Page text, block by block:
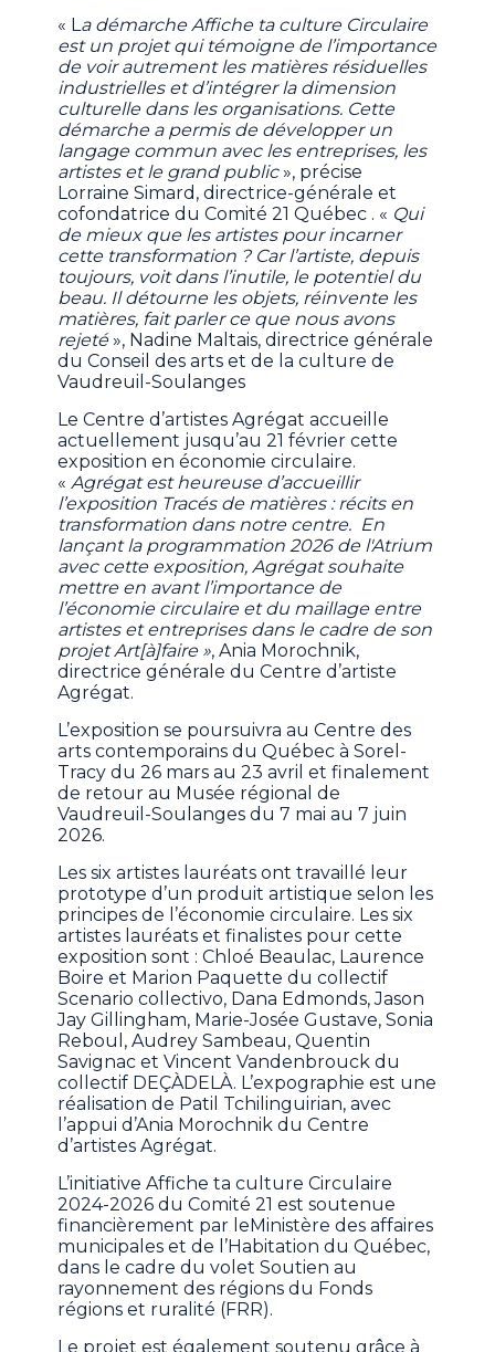
« La démarche Affiche ta culture Circulaire
est un projet qui témoigne de l’importance
de voir autrement les matières résiduelles
industrielles et d’intégrer la dimension
culturelle dans les organisations. Cette
démarche a permis de développer un
langage commun avec les entreprises, les
artistes et le grand public», précise
Lorraine Simard, directrice-générale et
cofondatrice du Comité 21 Québec . « Qui
de mieux que les artistes pour incarner
cette transformation ? Car l’artiste, depuis
toujours, voit dans l’inutile, le potentiel du
beau. Il détourne les objets, réinvente les
matières, fait parler ce que nous avons
rejeté», Nadine Maltais, directrice générale
du Conseil des arts et de la culture de
Vaudreuil-Soulanges
Le Centre d’artistes Agrégat accueille
actuellement jusqu’au 21 février cette
exposition en économie circulaire.
« Agrégat est heureuse d’accueillir
l’exposition Tracés de matières : récits en
transformation dans notre centre. En
lançant la programmation 2026 de l'Atrium
avec cette exposition, Agrégat souhaite
mettre en avant l’importance de
l’économie circulaire et du maillage entre
artistes et entreprises dans le cadre de son
projet Art[à]faire », Ania Morochnik,
directrice générale du Centre d’artiste
Agrégat.
L’exposition se poursuivra au Centre des
arts contemporains du Québec à Sorel-
Tracy du 26 mars au 23 avril et finalement
de retour au Musée régional de
Vaudreuil-Soulanges du 7 mai au 7 juin
2026.
Les six artistes lauréats ont travaillé leur
prototype d’un produit artistique selon les
principes de l’économie circulaire. Les six
artistes lauréats et finalistes pour cette
exposition sont : Chloé Beaulac, Laurence
Boire et Marion Paquette du collectif
Scenario collectivo, Dana Edmonds, Jason
Jay Gillingham, Marie-Josée Gustave, Sonia
Reboul, Audrey Sambeau, Quentin
Savignac et Vincent Vandenbrouck du
collectif DEÇÀDELÀ. L’expographie est une
réalisation de Patil Tchilinguirian, avec
l’appui d’Ania Morochnik du Centre
d’artistes Agrégat.
L’initiative Affiche ta culture Circulaire
2024-2026 du Comité 21 est soutenue
financièrement par leMinistère des affaires
municipales et de l’Habitation du Québec,
dans le cadre du volet Soutien au
rayonnement des régions du Fonds
régions et ruralité (FRR).
Le projet est également soutenu grâce à